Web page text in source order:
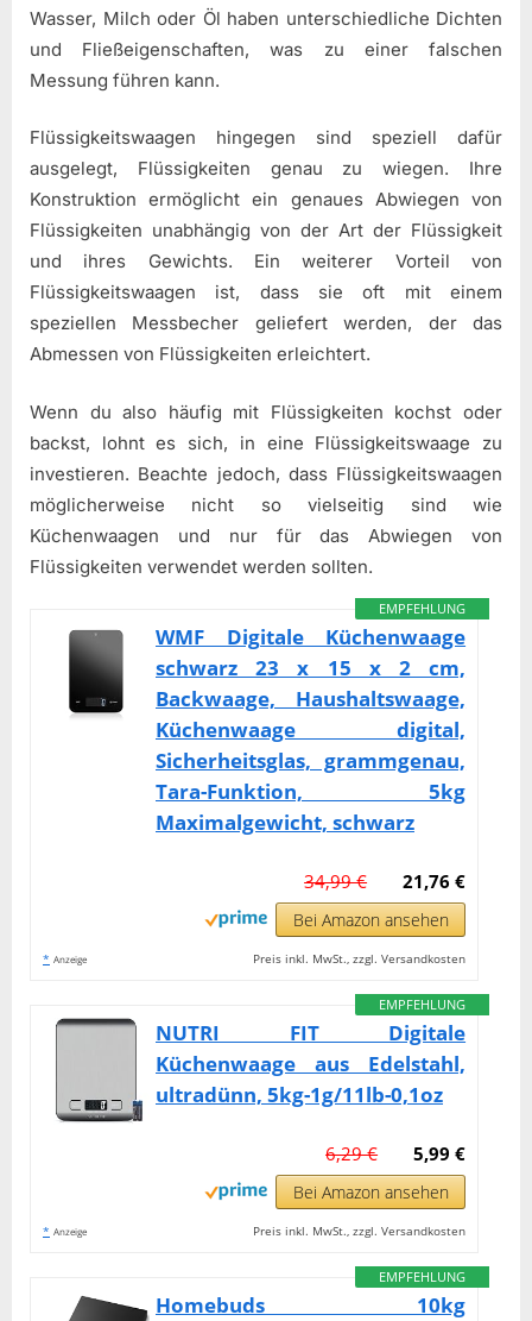
Wasser, Milch oder Öl haben unterschiedliche Dichten
und Fließeigenschaften, was zu einer falschen
Messung führen kann.
Flüssigkeitswaagen hingegen sind speziell dafür
ausgelegt, Flüssigkeiten genau zu wiegen. Ihre
Konstruktion ermöglicht ein genaues Abwiegen von
Flüssigkeiten unabhängig von der Art der Flüssigkeit
und ihres Gewichts. Ein weiterer Vorteil von
Flüssigkeitswaagen ist, dass sie oft mit einem
speziellen Messbecher geliefert werden, der das
Abmessen von Flüssigkeiten erleichtert.
Wenn du also häufig mit Flüssigkeiten kochst oder
backst, lohnt es sich, in eine Flüssigkeitswaage zu
investieren. Beachte jedoch, dass Flüssigkeitswaagen
möglicherweise nicht so vielseitig sind wie
Küchenwaagen und nur für das Abwiegen von
Flüssigkeiten verwendet werden sollten.
EMPFEHLUNG
WMF Digitale Küchenwaage
schwarz 23 x 15 x 2 cm,
Backwaage, Haushaltswaage,
Küchenwaage digital,
Sicherheitsglas, grammgenau,
Tara-Funktion, 5kg
Maximalgewicht, schwarz
21,76 €
34,99 €
Bei Amazon ansehen
* Anzeige Preis inkl. MwSt., zzgl. Versandkosten
EMPFEHLUNG
NUTRI FIT Digitale
Küchenwaage aus Edelstahl,
ultradünn, 5kg-1g/11lb-0,1oz
5,99 €
6,29 €
Bei Amazon ansehen
* Anzeige Preis inkl. MwSt., zzgl. Versandkosten
EMPFEHLUNG
Homebuds 10kg